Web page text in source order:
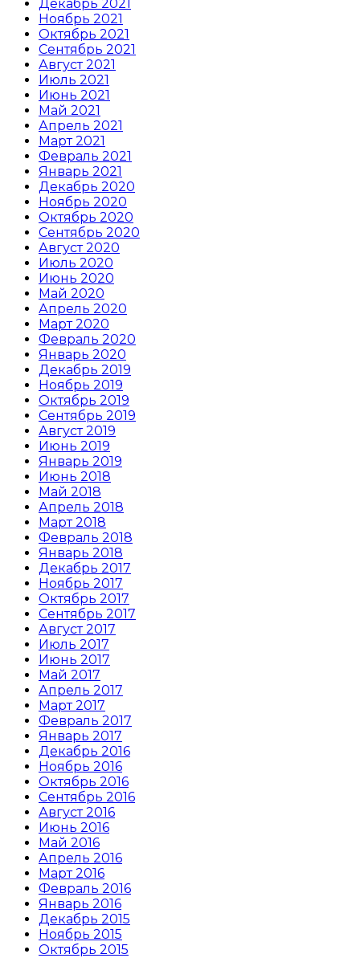
Декабрь 2021
Ноябрь 2021
Октябрь 2021
Сентябрь 2021
Август 2021
Июль 2021
Июнь 2021
Май 2021
Апрель 2021
Март 2021
Февраль 2021
Январь 2021
Декабрь 2020
Ноябрь 2020
Октябрь 2020
Сентябрь 2020
Август 2020
Июль 2020
Июнь 2020
Май 2020
Апрель 2020
Март 2020
Февраль 2020
Январь 2020
Декабрь 2019
Ноябрь 2019
Октябрь 2019
Сентябрь 2019
Август 2019
Июнь 2019
Январь 2019
Июнь 2018
Май 2018
Апрель 2018
Март 2018
Февраль 2018
Январь 2018
Декабрь 2017
Ноябрь 2017
Октябрь 2017
Сентябрь 2017
Август 2017
Июль 2017
Июнь 2017
Май 2017
Апрель 2017
Март 2017
Февраль 2017
Январь 2017
Декабрь 2016
Ноябрь 2016
Октябрь 2016
Сентябрь 2016
Август 2016
Июнь 2016
Май 2016
Апрель 2016
Март 2016
Февраль 2016
Январь 2016
Декабрь 2015
Ноябрь 2015
Октябрь 2015